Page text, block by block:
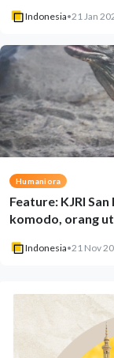
Indonesia•21 Jan
Humaniora
Feature: KJRI
komodo, orang
Indonesia•21 Nov